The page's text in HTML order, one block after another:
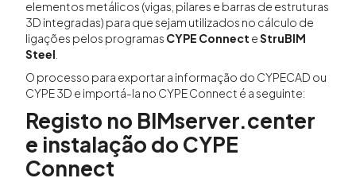
elementos metálicos (vigas, pilares e barras de estruturas
3D integradas) para que sejam utilizados no cálculo de
ligações pelos programas CYPE Connect eStruBIM
Steel
O processo para exportar a informação do CYPECAD ou
CYPE 3D e importá-la no CYPE Connect é a seguinte:
Registo no BIMserver.center
e instalação do CYPE
Connect